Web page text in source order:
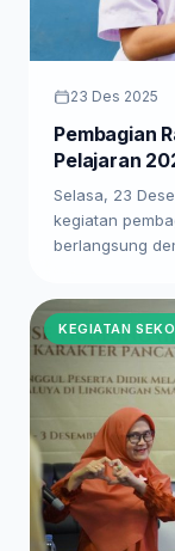
23 Des 2025
Pembagian
Pelajaran
Selasa, 23
kegiatan
berlangsung
KEGIATAN